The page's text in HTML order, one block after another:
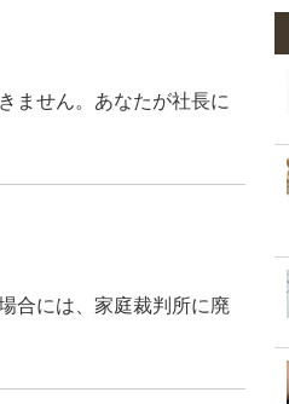
ません。あなたが社長に
合には、家庭裁判所に廃